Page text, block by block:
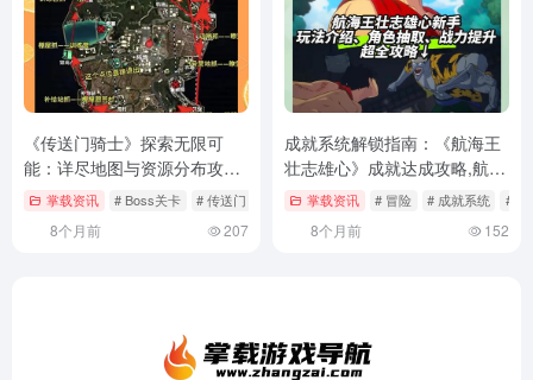
《传送门骑士》探索无限可
能：详尽地图与资源分布攻略,
详尽地图与资源分布攻略
掌载资讯 # Boss关卡 # 传送门 # 冒险
8个月前 207
成就系统解锁指南：《航海王
壮志雄心》成就达成攻略,航海
王壮志雄心官网
掌载资讯 # 冒险 # 成就系统 # 战
8个月前 152